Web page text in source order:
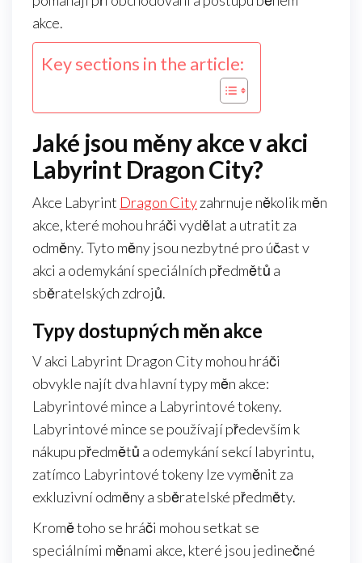
akce.
Key sections in the article:
Jaké jsou měny akce v akci
Labyrint Dragon City?
Akce Labyrint Dragon Cityzahrnuje několik měn
akce, které mohou hráči vydělat a utratit za
odměny. Tyto měny jsou nezbytné pro účast v
akci a odemykání speciálních předmětů a
sběratelských zdrojů.
Typy dostupných měn akce
V akci Labyrint Dragon City mohou hráči
obvykle najít dva hlavní typy měn akce:
Labyrintové mince a Labyrintové tokeny.
Labyrintové mince se používají především k
nákupu předmětů a odemykání sekcí labyrintu,
zatímco Labyrintové tokeny lze vyměnit za
exkluzivní odměny a sběratelské předměty.
Kromě toho se hráči mohou setkat se
speciálními měnami akce, které jsou jedinečné